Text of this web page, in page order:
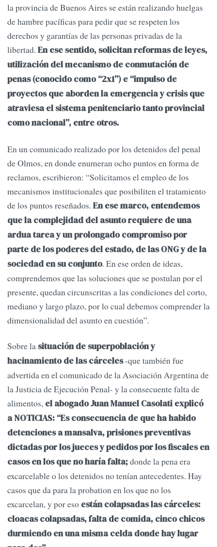
la provincia de Buenos Aires se están realizando huelgas
de hambre pacíficas para pedir que se respeten los
derechos y garantías de las personas privadas de la
libertad. En ese sentido, solicitan reformas de leyes,
utilización del mecanismo de conmutación de
penas (conocido como “2x1”) e “impulso de
proyectos que aborden la emergencia y crisis que
atraviesa el sistema penitenciario tanto provincial
como nacional”, entre otros.
En un comunicado realizado por los detenidos del penal
de Olmos, en donde enumeran ocho puntos en forma de
reclamos, escribieron: “Solicitamos el empleo de los
mecanismos institucionales que posibiliten el tratamiento
de los puntos reseñados. En ese marco, entendemos
que la complejidad del asunto requiere de una
ardua tarea y un prolongado compromiso por
parte de los poderes del estado, de las ONG y de la
sociedad en su conjunto. En ese orden de ideas,
comprendemos que las soluciones que se postulan por el
presente, quedan circunscritas a las condiciones del corto,
mediano y largo plazo, por lo cual debemos comprender la
dimensionalidad del asunto en cuestión”.
Sobre la situación de superpoblación y
hacinamiento de las cárceles-que también fue
advertida en el comunicado de la Asociación Argentina de
la Justicia de Ejecución Penal- y la consecuente falta de
alimentos, el abogado Juan Manuel Casolati explicó
a NOTICIAS: “Es consecuencia de que ha habido
detenciones a mansalva, prisiones preventivas
dictadas por los jueces y pedidos por los fiscales en
casos en los que no haría falta;donde la pena era
excarcelable o los detenidos no tenían antecedentes. Hay
casos que da para la probation en los que no los
excarcelan, y por eso están colapsadas las cárceles:
cloacas colapsadas, falta de comida, cinco chicos
durmiendo en una misma celda donde hay lugar